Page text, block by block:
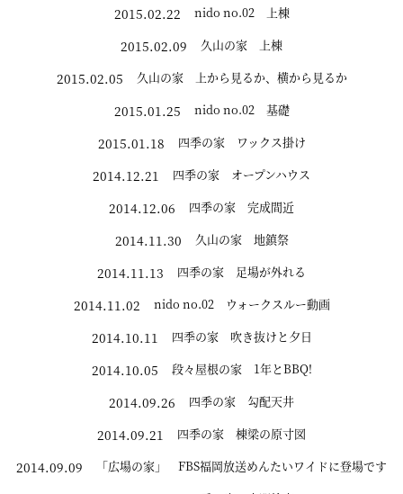
2015.02.22 nido no.02 上棟
2015.02.09 久山の家 上棟
2015.02.05 久山の家 上から見るか、横から見るか
2015.01.25 nido no.02 基礎
2015.01.18 四季の家 ワックス掛け
2014.12.21 四季の家 オープンハウス
2014.12.06 四季の家 完成間近
2014.11.30 久山の家 地鎮祭
2014.11.13 四季の家 足場が外れる
2014.11.02 nido no.02 ウォークスルー動画
2014.10.11 四季の家 吹き抜けと夕日
2014.10.05 段々屋根の家 1年とBBQ!
2014.09.26 四季の家 勾配天井
2014.09.21 四季の家 棟梁の原寸図
2014.09.09 「広場の家」 FBS福岡放送めんたいワイドに登場です